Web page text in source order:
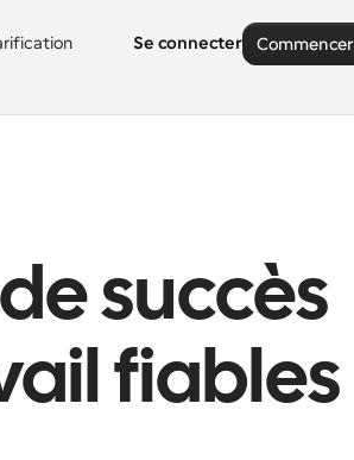
Se connecter Commencer
succès
fiables